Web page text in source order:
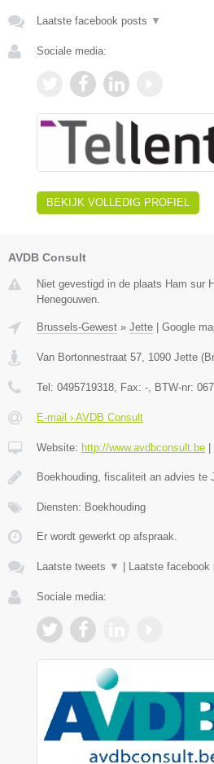
Laatste facebook posts ▼
Sociale media:
BEKIJK VOLLEDIG PROFIEL
AVDB Consult
Niet gevestigd in de plaats Ham sur
Henegouwen.
Brussels-Gewest » Jette Google
Van Bortonnestraat 57, 1090 Jette (
Tel: 0495719318, Fax: -, BTW-nr:
E-mail › AVDB Consult
Website: http://www.avdbconsult.be
Boekhouding, fiscaliteit an advies te
Diensten: Boekhouding
Er wordt gewerkt op afspraak.
Laatste tweets ▼ Laatste facebook
Sociale media: